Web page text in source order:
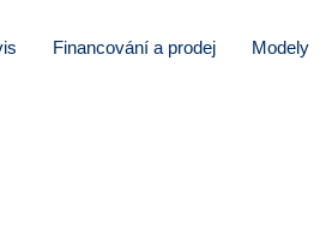
Financování a prodej Modely